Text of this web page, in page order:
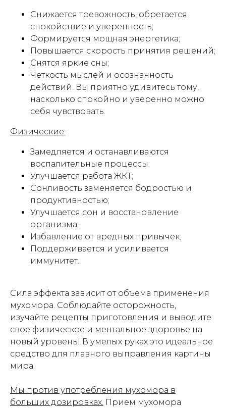
Снижается тревожность, обретается
спокойствие и уверенность;
Формируется мощная энергетика;
Повышается скорость принятия решений;
Снятся яркие сны;
Четкость мыслей и осознанность
действий. Вы приятно удивитесь тому,
насколько спокойно и уверенно можно
себя чувствовать.
Физические:
Замедляется и останавливаются
воспалительные процессы;
Улучшается работа ЖКТ;
Сонливость заменяется бодростью и
продуктивностью;
Улучшается сон и восстановление
организма;
Избавление от вредных привычек;
Поддерживается и усиливается
иммунитет.
Сила эффекта зависит от объема применения
мухомора. Соблюдайте осторожность,
изучайте рецепты приготовления и выводите
свое физическое и ментальное здоровье на
новый уровень! В умелых руках это идеальное
средство для плавного выправления картины
мира.
Мы против употребления мухомора в
больших дозировках. Прием мухомора